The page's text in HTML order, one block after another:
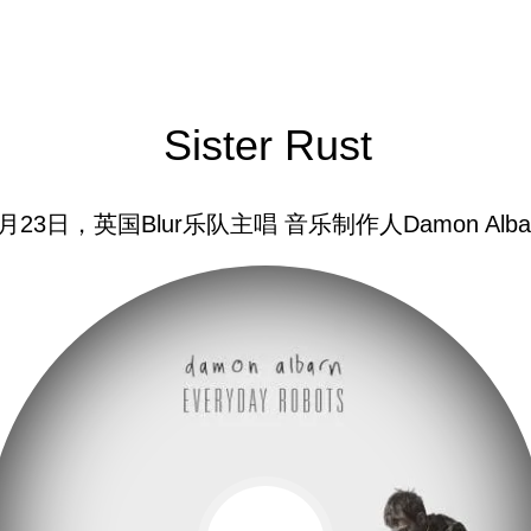
Sister Rust
23日，英国Blur乐队主唱 音乐制作人Damon